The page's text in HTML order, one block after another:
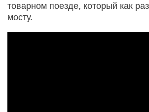
товарном поезде, который как
мосту.